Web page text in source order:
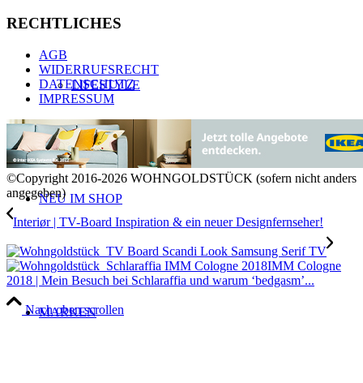
LIFESTYLE
NEU IM SHOP
MARKEN
RECHTLICHES
AGB
WIDERRUFSRECHT
DATENSCHUTZ
IMPRESSUM
©Copyright 2016-2026 WOHNGOLDSTÜCK (sofern nicht anders
angegeben)
Interiør | TV-Board Inspiration & ein neuer Designfernseher!
IMM Cologne
2018 | Mein Besuch bei Schlaraffia und warum ‘bedgasm’...
Nach oben scrollen